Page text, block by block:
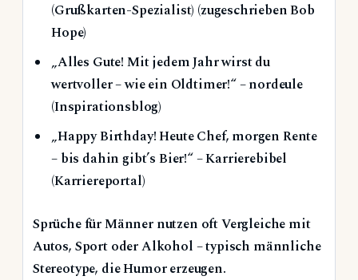
(Grußkarten-Spezialist) (zugeschrieben Bob
Hope)
„Alles Gute! Mit jedem Jahr wirst du
wertvoller – wie ein Oldtimer!“ – nordeule
(Inspirationsblog)
„Happy Birthday! Heute Chef, morgen Rente
– bis dahin gibt’s Bier!“ – Karrierebibel
(Karriereportal)
Sprüche für Männer nutzen oft Vergleiche mit
Autos, Sport oder Alkohol – typisch männliche
Stereotype, die Humor erzeugen.